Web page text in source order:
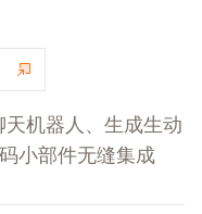
机器人、生成生动
小部件无缝集成